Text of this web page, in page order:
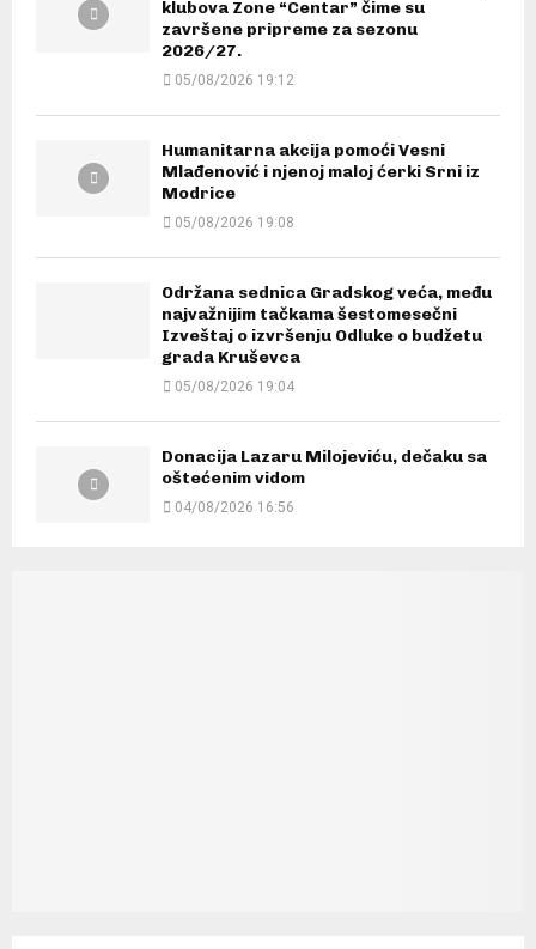
klubova Zone “Centar” čime su
završene pripreme za sezonu
2026/27.
05/08/2026 19:12
Humanitarna akcija pomoći Vesni
Mlađenović i njenoj maloj ćerki Srni iz
Modrice
05/08/2026 19:08
Održana sednica Gradskog veća, među
najvažnijim tačkama šestomesečni
Izveštaj o izvršenju Odluke o budžetu
grada Kruševca
05/08/2026 19:04
Donacija Lazaru Milojeviću, dečaku sa
oštećenim vidom
04/08/2026 16:56